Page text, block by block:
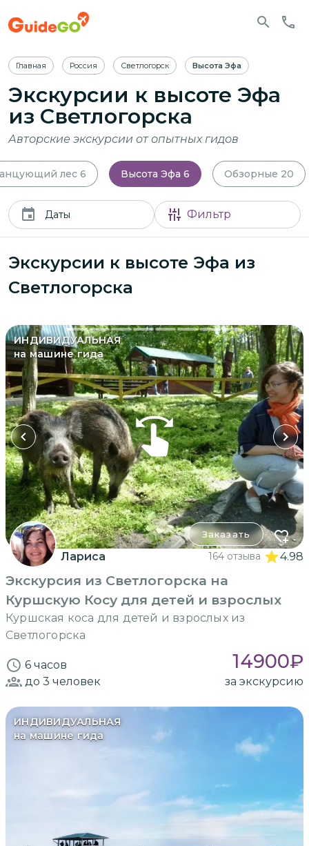
Главная Россия Светлогорск Высота Эфа
Экскурсии к высоте Эфа
из Светлогорска
Авторские экскурсии от опытных гидов
лес 6 Высота Эфа 6 Обзорные 20
Даты Фильтр
Экскурсии к высоте Эфа из
Светлогорска
ИНДИВИДУАЛЬНАЯ
на машине гида
Заказать
Лариса 164 отзыва 4.98
Экскурсия из Светлогорска на
Куршскую Косу для детей и взрослых
Куршская коса для детей и взрослых из
Светлогорска
6 часов 14900₽
до 3 человек за экскурсию
ИНДИВИДУАЛЬНАЯ
на машине гида